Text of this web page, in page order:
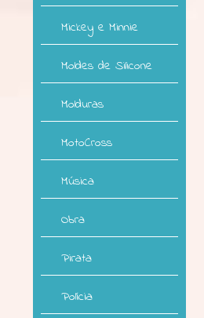
Mickey e Minnie
Moldes de Silicone
Molduras
MotoCross
Música
Obra
Pirata
Polícia